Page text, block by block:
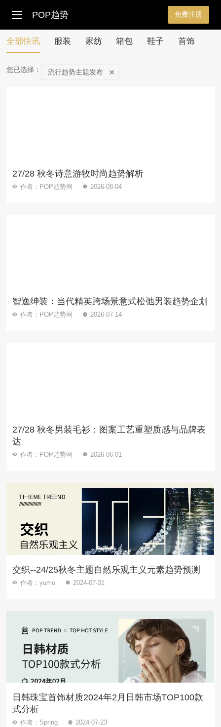
POP趋势 免费注册
全部快讯 服装 家纺 箱包 鞋子 首饰
您已选择： 流行趋势主题发布
27/28 秋冬诗意游牧时尚趋势解析
作者：POP趋势网 2026-08-04
智逸绅装：当代精英跨场景意式松弛男装趋势企划
作者：POP趋势网 2026-07-14
27/28 秋冬男装毛衫：图案工艺重塑质感与品牌表
达
作者：POP趋势网 2026-06-01
交织--24/25秋冬主题自然乐观主义元素趋势预测
作者：yumo 2024-07-31
日韩珠宝首饰材质2024年2月日韩市场TOP100款
式分析
作者：Spring 2024-07-23